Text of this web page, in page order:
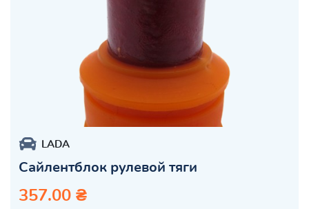
LADA
Сайлентблок рулевой тяги
357.00 ₴